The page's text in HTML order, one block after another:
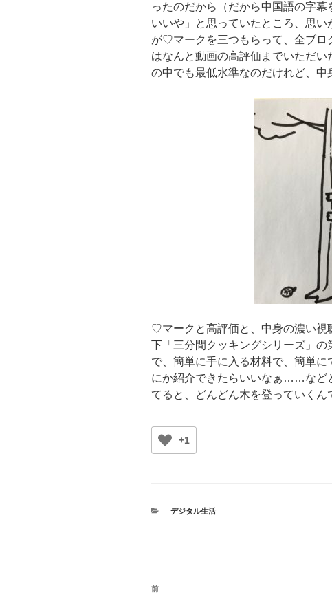
ったのだから（だから中国語の字
いいや」と思っていたところ、思
が♡マークを三つもらって、全ブロ
はなんと動画の高評価までいただ
の中でも最低水準なのだけれど、中
♡マークと高評価と、中身の濃い視
下「三分間クッキングシリーズ」
で、簡単に手に入る材料で、簡単
にか紹介できたらいいなぁ……など
てると、どんどん木を登っていく
+1
カ
デジタル生活
投
前
前